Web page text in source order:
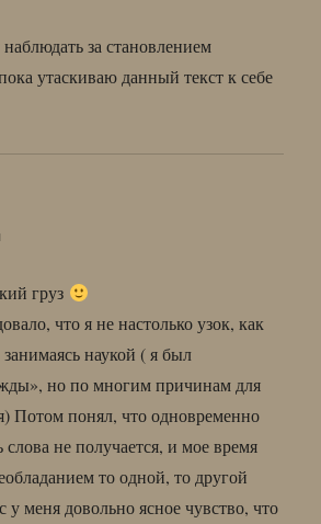
за становлением
утаскиваю данный текст к себе
груз
что я не настолько узок, как
занимаясь наукой ( я был
но по многим причинам для
Потом понял, что одновременно
слова не получается, и мое время
то одной, то другой
у меня довольно ясное чувство, что